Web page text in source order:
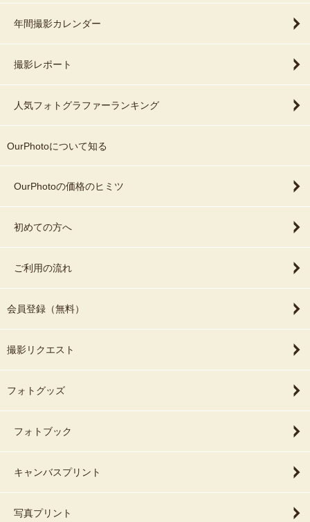
年間撮影カレンダー
撮影レポート
人気フォトグラファーランキング
OurPhotoについて知る
OurPhotoの価格のヒミツ
初めての方へ
ご利用の流れ
会員登録（無料）
撮影リクエスト
フォトグッズ
フォトブック
キャンバスプリント
写真プリント